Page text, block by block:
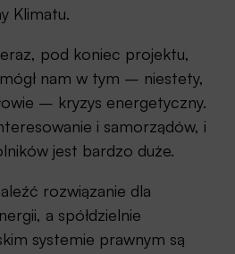
Klimatu.
pod koniec projektu,
nam w tym – niestety,
– kryzys energetyczny.
i samorządów, i
jest bardzo duże.
rozwiązanie dla
a spółdzielnie
systemie prawnym są